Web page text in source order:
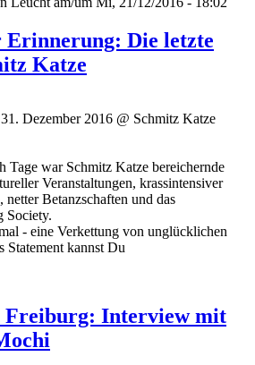
Erinnerung: Die letzte
Katze
Dezember 2016 @ Schmitz Katze
Tage war Schmitz Katze bereichernde
Veranstaltungen, krassintensiver
Betanzschaften und das
Society.
- eine Verkettung von unglücklichen
Statement kannst Du
Freiburg: Interview mit